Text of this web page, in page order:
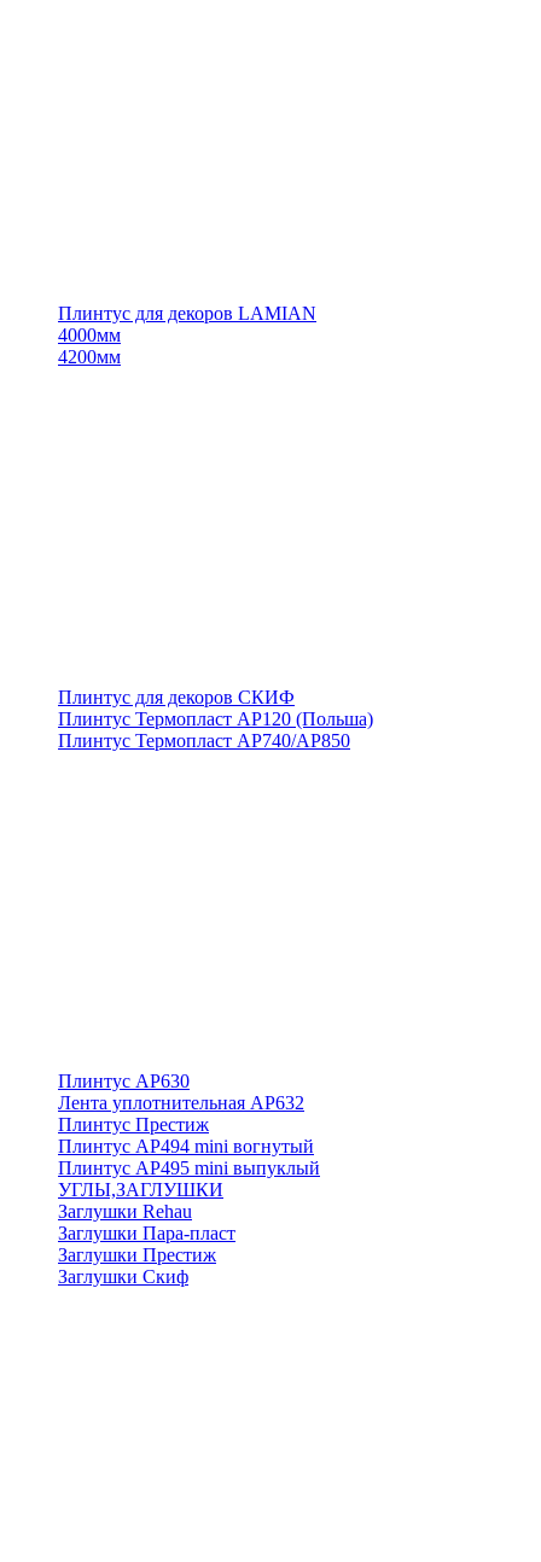
Плинтус для декоров LAMIAN
4000мм
4200мм
Плинтус для декоров СКИФ
Плинтус Термопласт АР120 (Польша)
Плинтус Термопласт АР740/АР850
Плинтус АР630
Лента уплотнительная АР632
Плинтус Престиж
Плинтус АР494 mini вогнутый
Плинтус АР495 mini выпуклый
УГЛЫ,ЗАГЛУШКИ
Заглушки Rehau
Заглушки Пара-пласт
Заглушки Престиж
Заглушки Скиф